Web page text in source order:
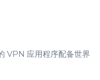
VPN 应用程序配备世界